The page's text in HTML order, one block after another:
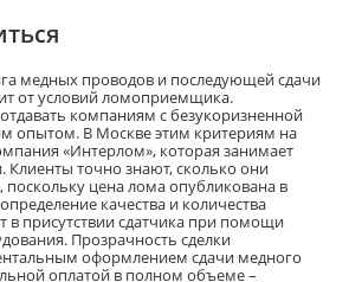
медных проводов и последующей сдачи
от условий ломоприемщика.
компаниям с безукоризненной
опытом. В Москве этим критериям на
«Интерлом», которая занимает
точно знают, сколько они
поскольку цена лома опубликована в
качества и количества
в присутствии сдатчика при помощи
Прозрачность сделки
оформлением сдачи медного
оплатой в полном объеме –